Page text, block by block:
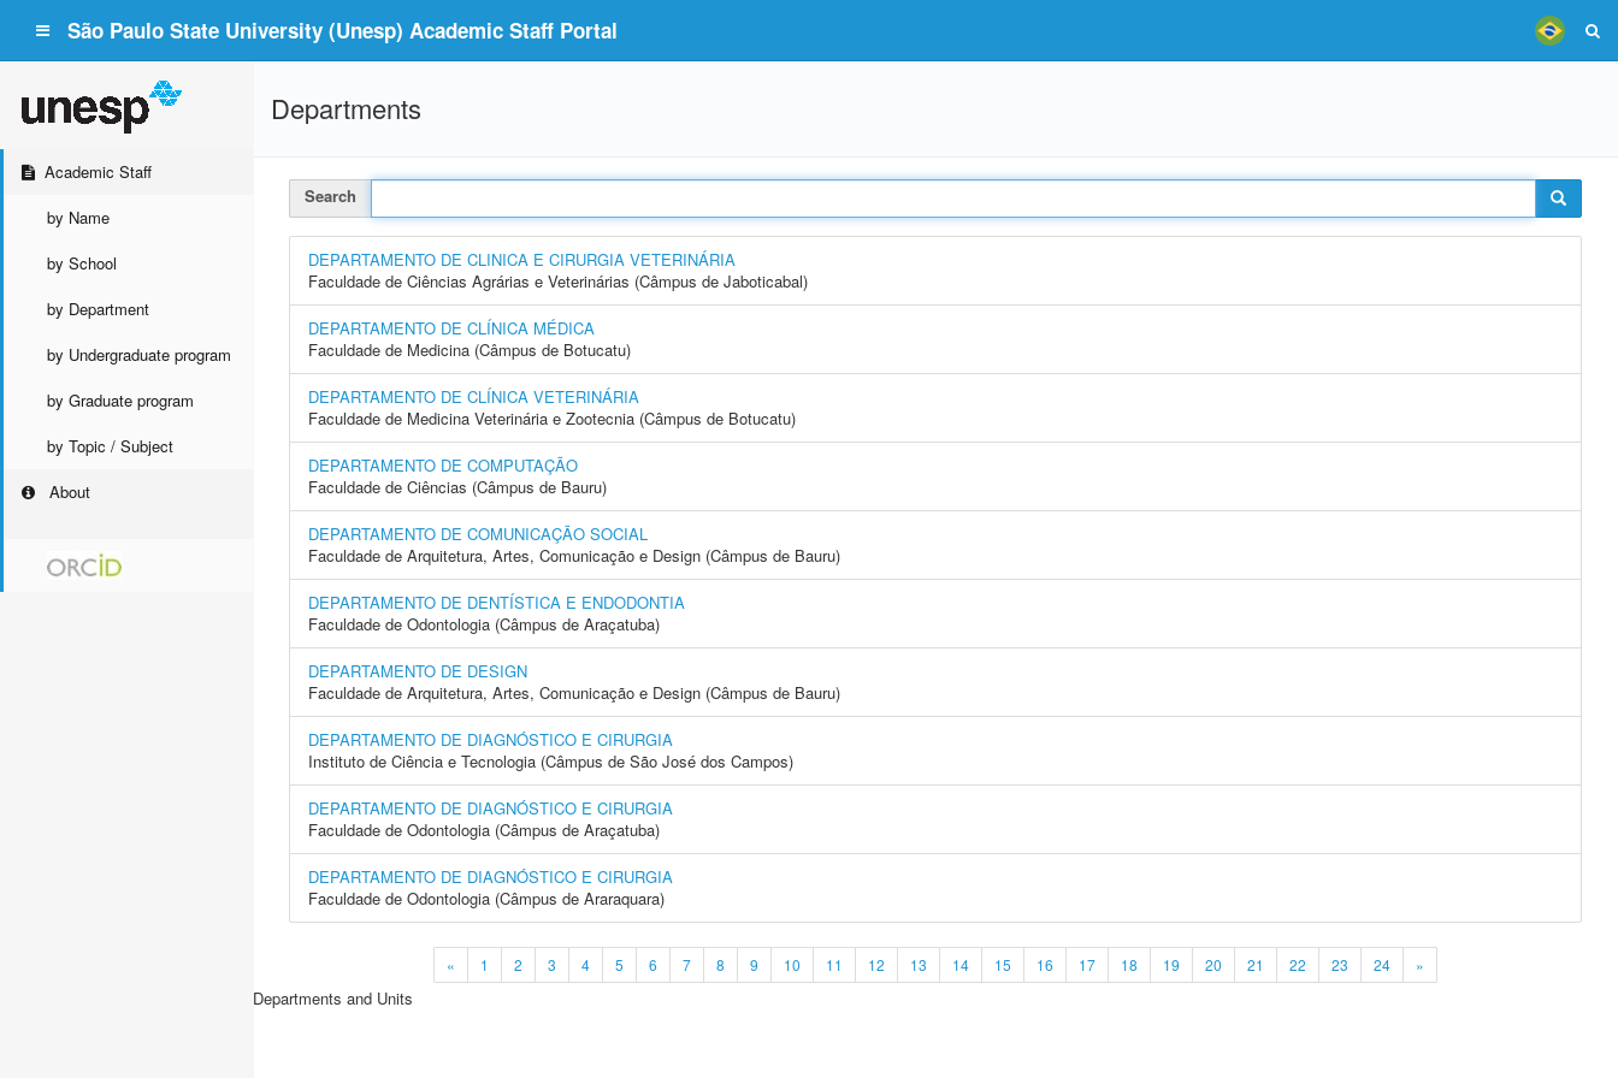
São Paulo State University (Unesp) Academic Staff Portal
Academic Staff
by Name
by School
by Department
by Undergraduate program
by Graduate program
by Topic / Subject
About
Departments
Search
DEPARTAMENTO DE CLINICA E CIRURGIA VETERINÁRIA
Faculdade de Ciências Agrárias e Veterinárias (Câmpus de Jaboticabal)
DEPARTAMENTO DE CLÍNICA MÉDICA
Faculdade de Medicina (Câmpus de Botucatu)
DEPARTAMENTO DE CLÍNICA VETERINÁRIA
Faculdade de Medicina Veterinária e Zootecnia (Câmpus de Botucatu)
DEPARTAMENTO DE COMPUTAÇÃO
Faculdade de Ciências (Câmpus de Bauru)
DEPARTAMENTO DE COMUNICAÇÃO SOCIAL
Faculdade de Arquitetura, Artes, Comunicação e Design (Câmpus de Bauru)
DEPARTAMENTO DE DENTÍSTICA E ENDODONTIA
Faculdade de Odontologia (Câmpus de Araçatuba)
DEPARTAMENTO DE DESIGN
Faculdade de Arquitetura, Artes, Comunicação e Design (Câmpus de Bauru)
DEPARTAMENTO DE DIAGNÓSTICO E CIRURGIA
Instituto de Ciência e Tecnologia (Câmpus de São José dos Campos)
DEPARTAMENTO DE DIAGNÓSTICO E CIRURGIA
Faculdade de Odontologia (Câmpus de Araçatuba)
DEPARTAMENTO DE DIAGNÓSTICO E CIRURGIA
Faculdade de Odontologia (Câmpus de Araraquara)
« 1 2 3 4 5 6 7 8 9 10 11 12 13 14 15 16 17 18 19 20 21 22 23 24 »
Departments and Units